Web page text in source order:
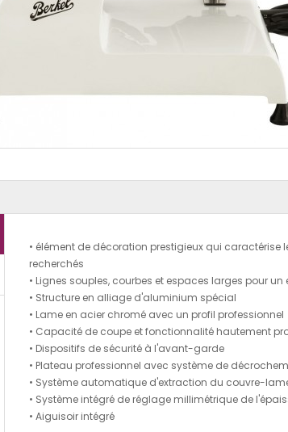
• élément de décoration prestigieux qui caractérise
recherchés
• Lignes souples, courbes et espaces larges pour
• Structure en alliage d'aluminium spécial
• Lame en acier chromé avec un profil professionnel
• Capacité de coupe et fonctionnalité hautement
• Dispositifs de sécurité à l'avant-garde
• Plateau professionnel avec système de
• Système automatique d'extraction du couvre-
• Système intégré de réglage millimétrique de
• Aiguisoir intégré